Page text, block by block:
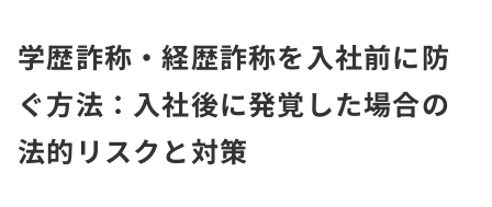
学歴詐称・経歴詐称を入社前に防
ぐ方法：入社後に発覚した場合の
法的リスクと対策